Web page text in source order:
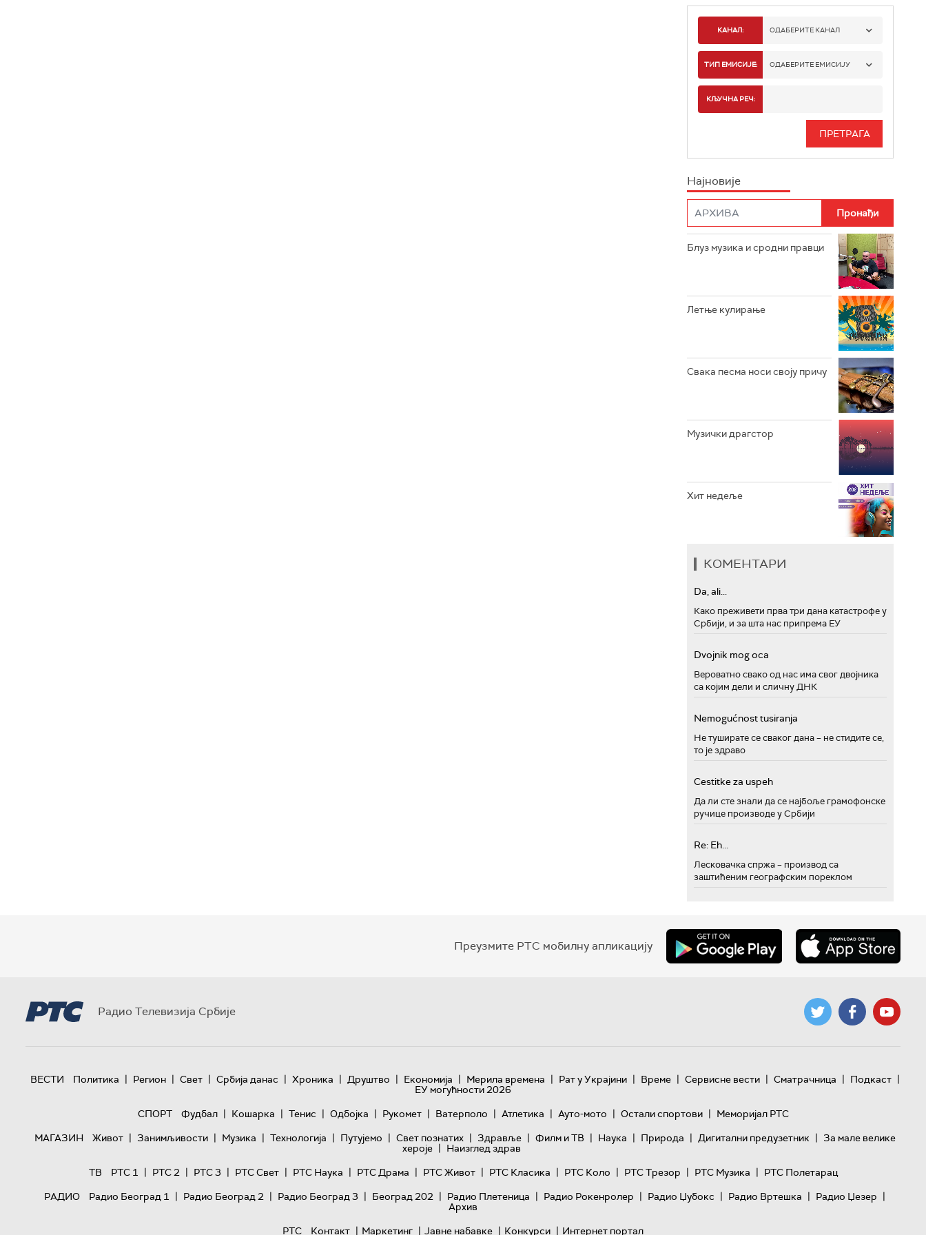
КАНАЛ: ОДАБЕРИТЕ КАНАЛ
РАДИО БЕОГРАД 1
РАДИО БЕОГРАД 3
РАДИО РОКЕНРОЛЕР
РАДИО ЏУБОКС
РАДИО ВРТЕШКА
РАДИО ЏЕЗЕР
ТИП ЕМИСИЈЕ: ОДАБЕРИТЕ ЕМИСИЈУ
ИНФО
КЉУЧНА РЕЧ:
Најновије
Блуз музика и сродни правци
Летње кулирање
Свака песма носи своју причу
Музички драгстор
Хит недеље
КОМЕНТАРИ
Da, ali...
Како преживети прва три дана катастрофе у
Србији, и за шта нас припрема ЕУ
Dvojnik mog oca
Вероватно свако од нас има свог двојника
са којим дели и сличну ДНК
Nemogućnost tusiranja
Не туширате се сваког дана – не стидите се,
то је здраво
Cestitke za uspeh
Да ли сте знали да се најбоље грамофонске
ручице производе у Србији
Re: Eh...
Лесковачка спржа – производ са
заштићеним географским пореклом
Преузмите РТС мобилну апликацију
Радио Телевизија Србије
ВЕСТИ Политика | Регион | Свет | Србија данас | Хроника | Друштво | Економија | Мерила времена | Рат у Украјини | Време | Сервисне вести | Сматрачница | Подкаст |
ЕУ могућности 2026
СПОРТ
Фудбал | Кошарка | Тенис | Одбојка | Рукомет | Ватерполо | Атлетика | Ауто-мото | Остали спортови | Меморијал РТС
МАГАЗИН
Живот | Занимљивости | Музика | Технологијa | Путујемо | Свет познатих | Здравље | Филм и ТВ | Наука | Природа | Дигитални предузетник | За мале велике
хероје | Наизглед здрав
ТВ
РТС 1 | РТС 2 | РТС 3 | РТС Свет | РТС Наука | РТС Драма | РТС Живот | РТС Класика | РТС Коло | РТС Трезор | РТС Музика | РТС Полетарац
РАДИО
Радио Београд 1 | Радио Београд 2 | Радио Београд 3 | Београд 202 | Радио Плетеница | Радио Рокенролер | Радио Џубокс | Радио Вртешка | Радио Џезер |
Архив
РТС
Контакт | Маркетинг | Јавне набавке | Конкурси | Интернет портал